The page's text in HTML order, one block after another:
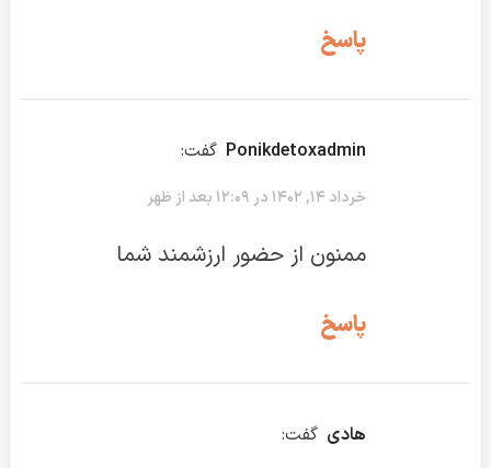
پاسخ
Ponikdetoxadmin گفت:
خرداد ۱۴, ۱۴۰۲ در ۱۲:۰۹ بعد از ظهر
ممنون از حضور ارزشمند شما
پاسخ
هادی گفت: